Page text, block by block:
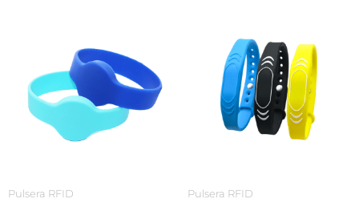
Pulsera RFID Pulsera RFID